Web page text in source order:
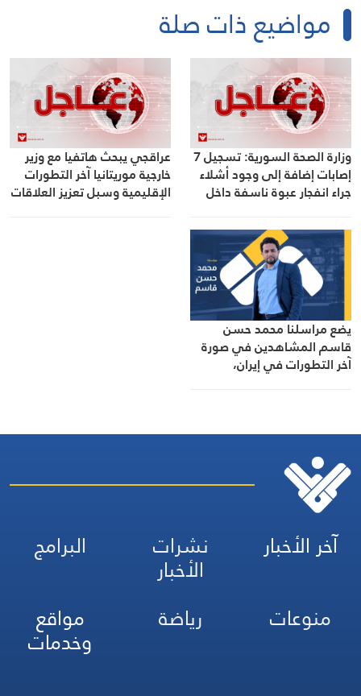
مواضيع ذات صلة
وزارة الصحة السورية: تسجيل 7
إصابات إضافة إلى وجود أشلاء
جراء انفجار عبوة ناسفة داخل
دمشق
عراقجي يبحث هاتفيا مع وزير
خارجية موريتانيا آخر التطورات
الإقليمية وسبل تعزيز العلاقات
يضع مراسلنا محمد حسن
قاسم المشاهدين في صورة
آخر التطورات في إيران،
الرسمية وأبرز التطورات ذات
الصلة بالشأنين الداخلي
والإقليمي
آخر الأخبار نشرات
الأخبار
البرامج
منوعات
رياضة مواقع
وخدمات